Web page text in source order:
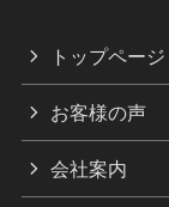
トップページ
お客様の声
会社案内